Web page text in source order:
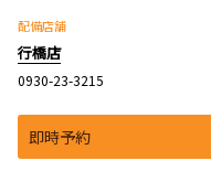
配備店舗
行橋店
0930-23-3215
即時予約